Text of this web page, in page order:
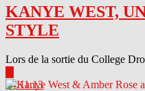
KANYE WEST,
STYLE
Lors de la sortie du College
04.11.13